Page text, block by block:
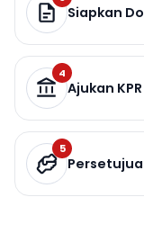
Siapkan
4
Ajukan
5